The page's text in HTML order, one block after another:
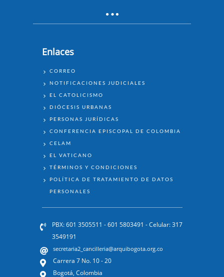
Enlaces
ENLACES
CORREO
NOTIFICACIONES JUDICIALES
EL CATOLICISMO
DIÓCESIS URBANAS
PERSONAS JURÍDICAS
CONFERENCIA EPISCOPAL DE COLOMBIA
CELAM
EL VATICANO
TÉRMINOS Y CONDICIONES
POLÍTICA DE TRATAMIENTO DE DATOS
PERSONALES
PBX: 601 3505511 - 601 5803491 - Celular: 317
3549191
secretaria2_cancilleria@arquibogota.org.co
Carrera 7 No. 10 - 20
Bogotá, Colombia